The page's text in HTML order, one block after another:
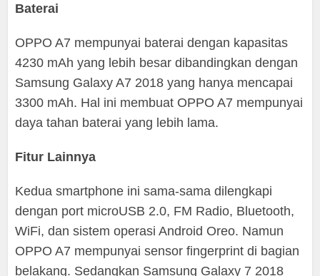
Baterai
OPPO A7 mempunyai baterai dengan kapasitas
4230 mAh yang lebih besar dibandingkan dengan
Samsung Galaxy A7 2018 yang hanya mencapai
3300 mAh. Hal ini membuat OPPO A7 mempunyai
daya tahan baterai yang lebih lama.
Fitur Lainnya
Kedua smartphone ini sama-sama dilengkapi
dengan port microUSB 2.0, FM Radio, Bluetooth,
WiFi, dan sistem operasi Android Oreo. Namun
OPPO A7 mempunyai sensor fingerprint di bagian
belakang. Sedangkan Samsung Galaxy 7 2018